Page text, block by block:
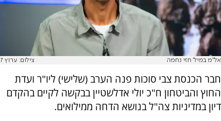
אל”מ במיל’ חזי נחמה צילום: ערוץ 7
חבר הכנסת צבי סוכות פנה הערב (שלישי) ליו"ר ועדת
החוץ והביטחון ח"כ יולי אדלשטיין בבקשה לקיים בהקדם
דיון במדיניות צה"ל בנושא הדחה ממילואים.